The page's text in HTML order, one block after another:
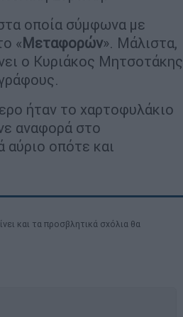
οποία σύμφωνα με
«Μεταφορών». Μάλιστα,
ο Κυριάκος Μητσοτάκης
ήταν το χαρτοφυλάκιο
αναφορά στο
αύριο οπότε και
και τα προσβλητικά σχόλια θα